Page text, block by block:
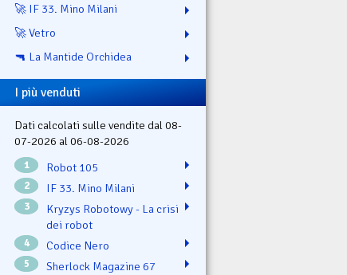
🚀 IF 33. Mino Milani
🚀 Vetro
🔫 La Mantide Orchidea
I più venduti
Dati calcolati sulle vendite dal 08-
07-2026 al 06-08-2026
1 Robot 105
2 IF 33. Mino Milani
3
Kryzys Robotowy - La crisi
dei robot
4 Codice Nero
5 Sherlock Magazine 67